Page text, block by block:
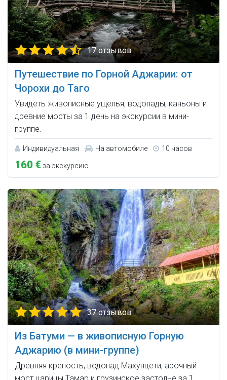
17 отзывов
Путешествие по Горной Аджарии: от
Чорохи до Таго
Увидеть живописные ущелья, водопады, каньоны и
древние мосты за 1 день на экскурсии в мини-
группе.
Индивидуальная На автомобиле 10 часов
160 €за экскурсию
37 отзывов
Из Батуми — в живописную Горную
Аджарию (в мини-группе)
Древняя крепость, водопад Махунцети, арочный
мост царицы Тамар и грузинское застолье за 1